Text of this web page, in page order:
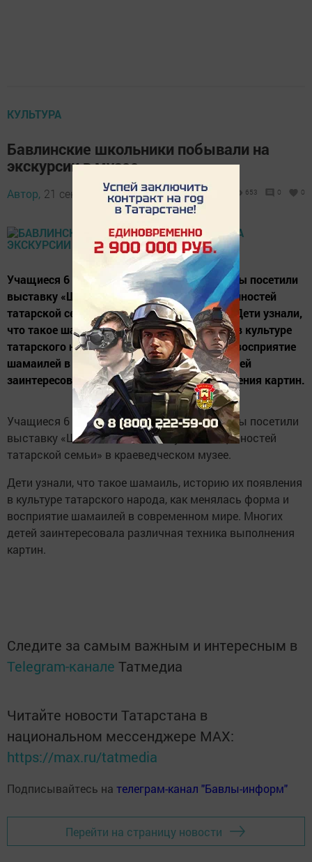
КУЛЬТУРА
Бавлинские школьники побывали на
экскурсии в музее
Автор, 21 сентября 2016 - 10:15 653 0 0
Учащиеся 6 класса школы №6 города Бавлы посетили
выставку «Шамаиль - символ духовных ценностей
татарской семьи» в краеведческом музее. Дети узнали,
что такое шамаиль, историю их появления в культуре
татарского народа, как менялась форма и восприятие
шамаилей в современном мире. Многих детей
заинтересовала различная техника выполнения картин.
Учащиеся 6 класса школы №6 города Бавлы посетили
выставку «Шамаиль - символ духовных ценностей
татарской семьи» в краеведческом музее.
Дети узнали, что такое шамаиль, историю их появления
в культуре татарского народа, как менялась форма и
восприятие шамаилей в современном мире. Многих
детей заинтересовала различная техника выполнения
картин.
Следите за самым важным и интересным в
Telegram-канале Татмедиа
Читайте новости Татарстана в
национальном мессенджере MАХ:
https://max.ru/tatmedia
Подписывайтесь на телеграм-канал "Бавлы-информ"
Перейти на страницу новости